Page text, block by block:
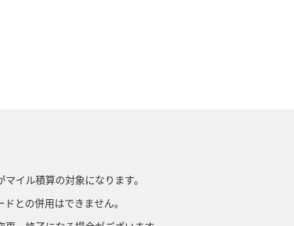
イル積算の対象になります。
との併用はできません。